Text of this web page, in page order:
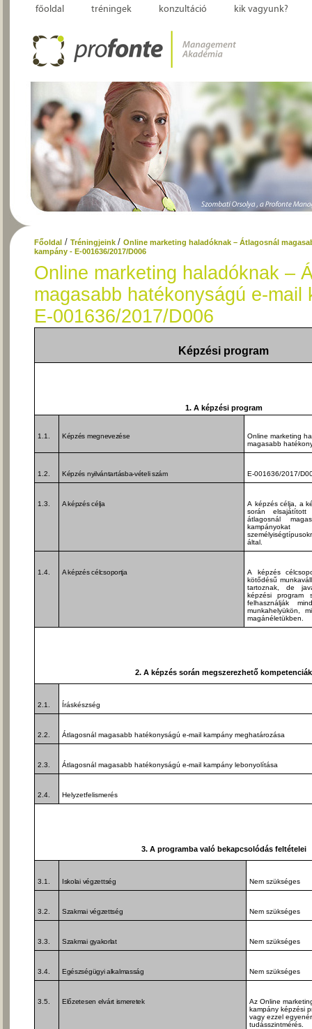
főoldal tréningek konzultáció kik vagyunk?
Főoldal / Tréningjeink / Online marketing haladóknak – Átlagosnál
kampány - E-001636/2017/D006
Online marketing haladóknak –
magasabb hatékonyságú e-mail
E-001636/2017/D006
Képzési program
1. A képzési program
1.1. Képzés megnevezése
Online marketing
magasabb
1.2. Képzés nyilvántartásba-vételi szám E-001636/2017/
1.3. A képzés célja
A képzés célja, a
során elsajátított
átlagosnál
által.
1.4. A képzés célcsoportja
A képzés
kötődésű
tartoznak, de
képzési program
felhasználják
munkahelyükön,
magánéletükben.
2. A képzés során megszerezhető kompetenciák
2.1. Íráskészség
2.2. Átlagosnál magasabb hatékonyságú e-mail kampány meghatározása
2.3. Átlagosnál magasabb hatékonyságú e-mail kampány lebonyolítása
2.4. Helyzetfelismerés
3. A programba való bekapcsolódás feltételei
3.1. Iskolai végzettség Nem szükséges
3.2. Szakmai végzettség Nem szükséges
3.3. Szakmai gyakorlat Nem szükséges
3.4. Egészségügyi alkalmasság Nem szükséges
3.5. Előzetesen elvárt ismeretek
Az Online
kampány képzési
vagy ezzel
tudásszintmérés.